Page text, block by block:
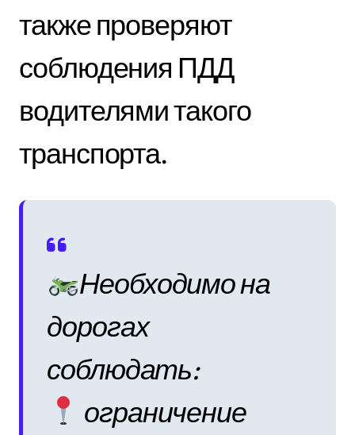
также проверяют
соблюдения ПДД
водителями такого
транспорта.
Необходимо на
дорогах
соблюдать:
ограничение